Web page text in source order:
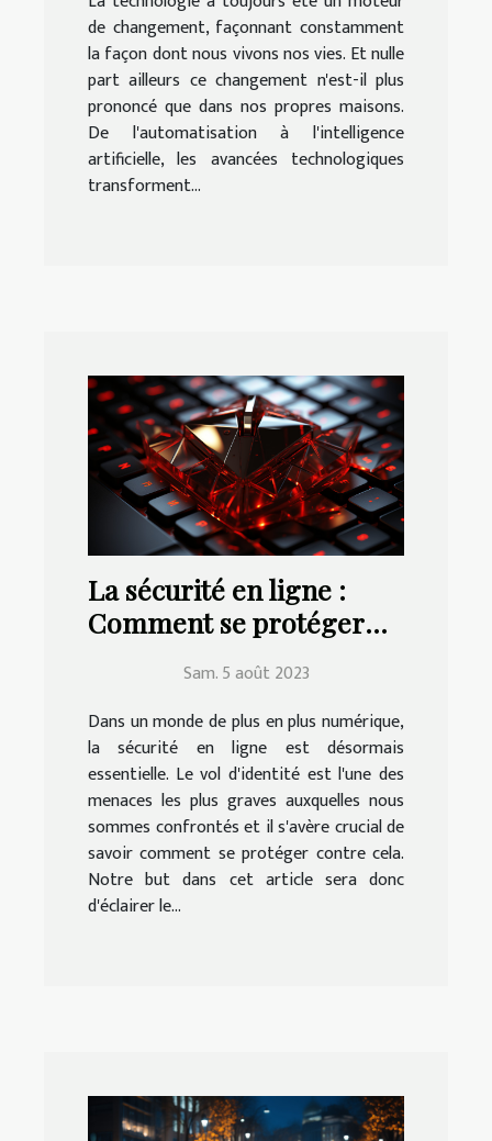
de changement, façonnant constamment
la façon dont nous vivons nos vies. Et nulle
part ailleurs ce changement n'est-il plus
prononcé que dans nos propres maisons.
De l'automatisation à l'intelligence
artificielle, les avancées technologiques
transforment...
La sécurité en ligne :
Comment se protéger
Sam. 5 août 2023
Dans un monde de plus en plus numérique,
la sécurité en ligne est désormais
essentielle. Le vol d'identité est l'une des
menaces les plus graves auxquelles nous
sommes confrontés et il s'avère crucial de
savoir comment se protéger contre cela.
Notre but dans cet article sera donc
d'éclairer le...